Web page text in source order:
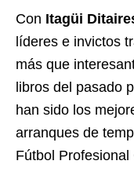
Con Itagüi
líderes e invictos
más que
libros del pasado
han sido los
arranques de
Fútbol